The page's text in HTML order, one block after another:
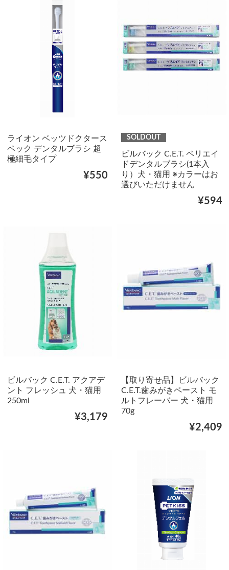
ライオン ベッツドクタース
ペック デンタルブラシ 超
極細毛タイプ
¥550
SOLDOUT
ビルバック C.E.T. ペリエイ
ドデンタルブラシ(1本入
り）犬・猫用 ※カラーはお
選びいただけません
¥594
ビルバック C.E.T. アクアデ
ント フレッシュ 犬・猫用
250ml
¥3,179
【取り寄せ品】ビルバック
C.E.T.歯みがきペースト モ
ルトフレーバー 犬・猫用
70g
¥2,409